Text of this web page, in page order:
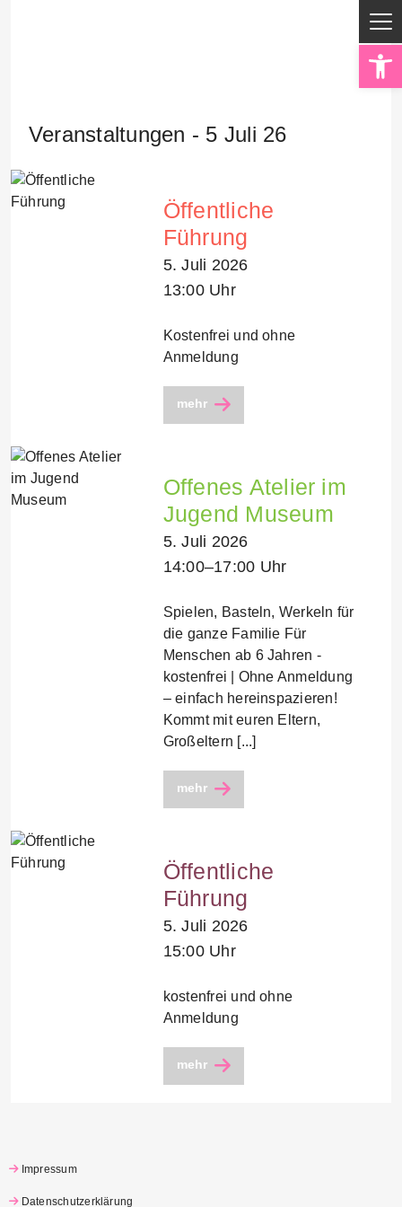
Veranstaltungen - 5 Juli 26
Öffentliche
Führung
5. Juli 2026
13:00 Uhr
Kostenfrei und ohne
Anmeldung
mehr
Offenes Atelier im
Jugend Museum
5. Juli 2026
14:00–17:00 Uhr
Spielen, Basteln, Werkeln für
die ganze Familie Für
Menschen ab 6 Jahren -
kostenfrei | Ohne Anmeldung
– einfach hereinspazieren!
Kommt mit euren Eltern,
Großeltern [...]
mehr
Öffentliche
Führung
5. Juli 2026
15:00 Uhr
kostenfrei und ohne
Anmeldung
mehr
Impressum
Datenschutzerklärung